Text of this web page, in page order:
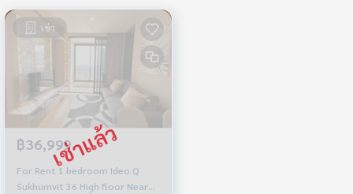
เช่า
฿36,999
For Rent 1 bedroom Ideo Q
Sukhumvit 36 High floor Near